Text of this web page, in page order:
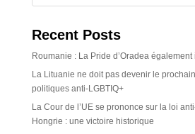
Recent Posts
Roumanie : La Pride d’Oradea
La Lituanie ne doit pas devenir le
politiques anti-LGBTIQ+
La Cour de l’UE se prononce sur la loi
Hongrie : une victoire historique